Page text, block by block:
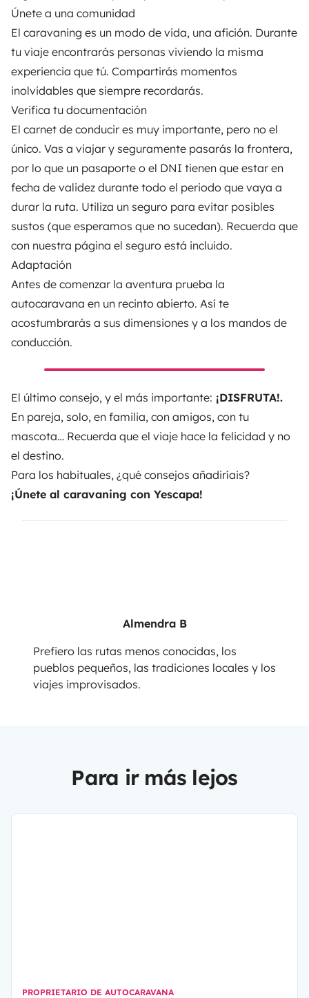
Únete a una comunidad
El caravaning es un modo de vida, una afición. Durante
tu viaje encontrarás personas viviendo la misma
experiencia que tú. Compartirás momentos
inolvidables que siempre recordarás.
Verifica tu documentación
El carnet de conducir es muy importante, pero no el
único. Vas a viajar y seguramente pasarás la frontera,
por lo que un pasaporte o el DNI tienen que estar en
fecha de validez durante todo el periodo que vaya a
durar la ruta. Utiliza un seguro para evitar posibles
sustos (que esperamos que no sucedan). Recuerda que
con nuestra página el seguro está incluido.
Adaptación
Antes de comenzar la aventura prueba la
autocaravana en un recinto abierto. Así te
acostumbrarás a sus dimensiones y a los mandos de
conducción.
El último consejo, y el más importante: ¡DISFRUTA!.
En pareja, solo, en familia, con amigos, con tu
mascota… Recuerda que el viaje hace la felicidad y no
el destino.
Para los habituales, ¿qué consejos añadiríais?
¡Únete al caravaning con Yescapa!
Almendra B
Prefiero las rutas menos conocidas, los
pueblos pequeños, las tradiciones locales y los
viajes improvisados.
Para ir más lejos
PROPRIETARIO DE AUTOCARAVANA